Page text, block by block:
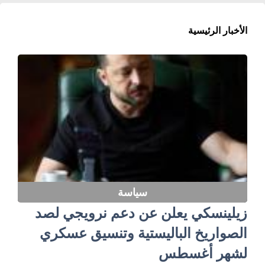
الأخبار الرئيسية
سياسة
زيلينسكي يعلن عن دعم نرويجي لصد
الصواريخ الباليستية وتنسيق عسكري
لشهر أغسطس